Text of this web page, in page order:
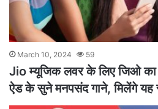
March 10, 2024 59
Jio म्यूजिक लवर के लिए जिओ का
ऐड के सुने मनपसंद गाने, मिलेंगे यह